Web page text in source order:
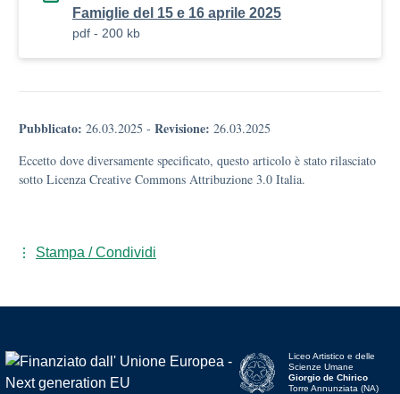
Famiglie del 15 e 16 aprile 2025
pdf - 200 kb
Pubblicato: 26.03.2025 - Revisione: 26.03.2025
Eccetto dove diversamente specificato, questo articolo è stato rilasciato
sotto Licenza Creative Commons Attribuzione 3.0 Italia.
Stampa / Condividi
Liceo Artistico e delle
Scienze Umane
Giorgio de Chirico
Torre Annunziata (NA)